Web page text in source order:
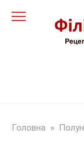
до
Головна »